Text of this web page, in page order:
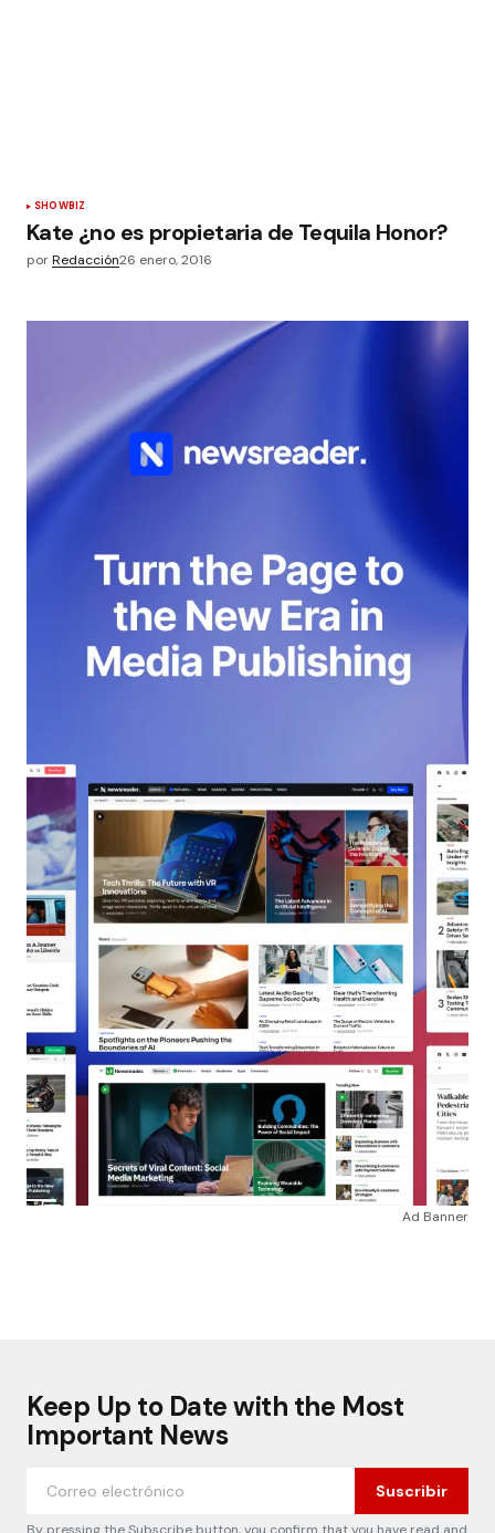
SHOWBIZ
Kate ¿no es propietaria de Tequila Honor?
porRedacción26 enero, 2016
Ad Banner
Keep Up to Date with the Most
Important News
Suscribir